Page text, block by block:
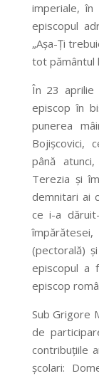
imperiale,
episcopul
„Aşa-Ţi
tot pământul
În 23 aprilie
episcop în
punerea
Bojişcovici,
până
Terezia şi
demnitari ai
ce i-a
(pectorală)
episcopul a
episcop
Sub Grigore
de
contribuţiile
şcolari: